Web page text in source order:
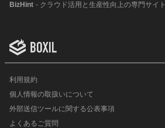
BizHint - クラウド活用と生産性向上の専門サイト
利用規約
個人情報の取扱いについて
外部送信ツールに関する公表事項
よくあるご質問